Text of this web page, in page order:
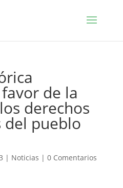
de la
derechos
pueblo
| Noticias | 0 Comentarios